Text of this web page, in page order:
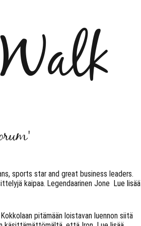
sports star and great business leaders.
kaipaa. Legendaarinen Jone Lue lisää
pitämään loistavan luennon siitä